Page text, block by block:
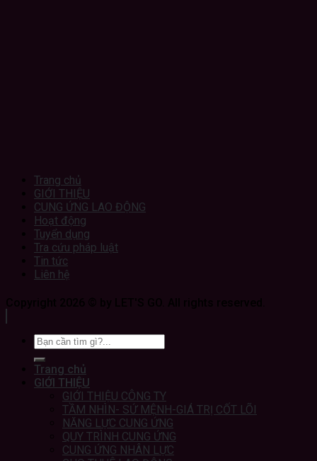
Trang chủ
GIỚI THIỆU
CUNG ỨNG LAO ĐỘNG
Hoạt động
Tuyển dụng
Tra cứu pháp luật
Tin tức
Liên hệ
Trang chủ
GIỚI THIỆU
GIỚI THIỆU CÔNG TY
TẦM NHÌN- SỨ MỆNH-GIÁ TRỊ CỐT LÕI
NĂNG LỰC CUNG ỨNG
QUY TRÌNH CUNG ỨNG
CUNG ỨNG NHÂN LỰC